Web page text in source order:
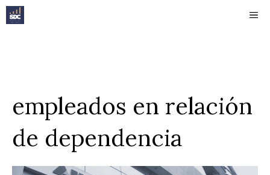
Saltar
al
empleados en relación
de dependencia